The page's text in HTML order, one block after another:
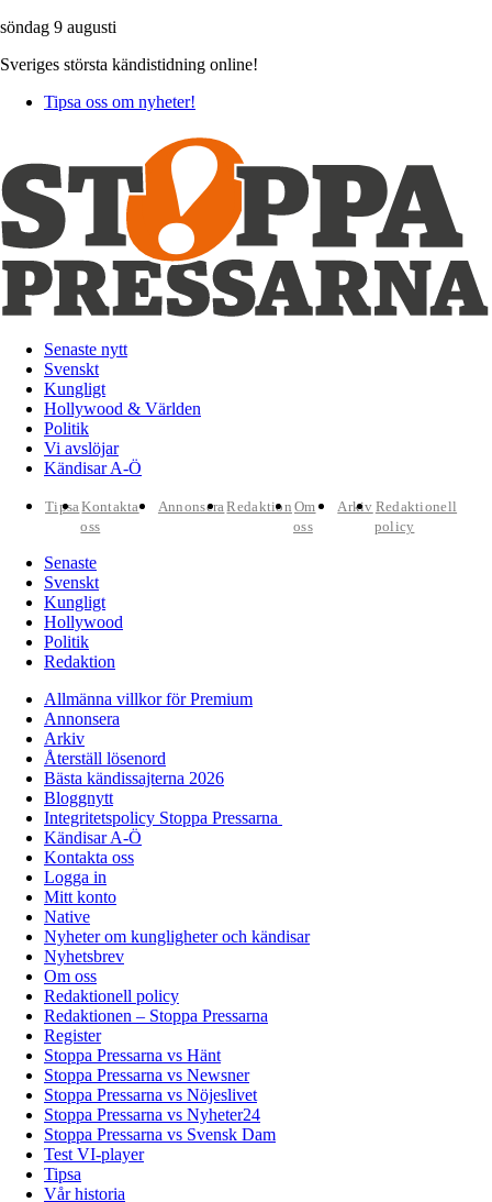
söndag 9 augusti
Sveriges största kändistidning online!
Tipsa oss om nyheter!
Senaste nytt
Svenskt
Kungligt
Hollywood & Världen
Politik
Vi avslöjar
Kändisar A-Ö
TipsaKontakta
oss
AnnonseraRedaktion Om
oss
Arkiv Redaktionell
policy
Senaste
Svenskt
Kungligt
Hollywood
Politik
Redaktion
Allmänna villkor för Premium
Annonsera
Arkiv
Återställ lösenord
Bästa kändissajterna 2026
Bloggnytt
Integritetspolicy Stoppa Pressarna
Kändisar A-Ö
Kontakta oss
Logga in
Mitt konto
Native
Nyheter om kungligheter och kändisar
Nyhetsbrev
Om oss
Redaktionell policy
Redaktionen – Stoppa Pressarna
Register
Stoppa Pressarna vs Hänt
Stoppa Pressarna vs Newsner
Stoppa Pressarna vs Nöjeslivet
Stoppa Pressarna vs Nyheter24
Stoppa Pressarna vs Svensk Dam
Test VI-player
Tipsa
Vår historia